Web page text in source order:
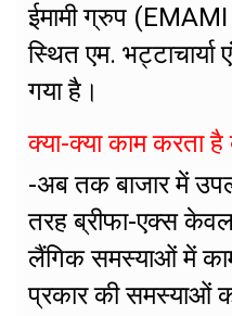
ईमामी ग्रुप
स्थित एम. भट्टाचार्या
गया है।
क्या-क्या काम करता है
-अब तक बाजार में
तरह ब्रीफा-एक्स
लैंगिक समस्याओं में
प्रकार की समस्याओं